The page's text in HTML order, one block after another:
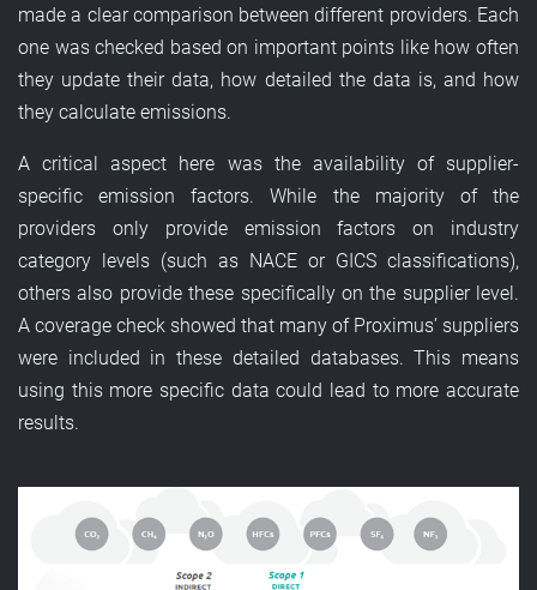
made a clear comparison between different providers. Each
one was checked based on important points like how often
they update their data, how detailed the data is, and how
they calculate emissions.
A critical aspect here was the availability of supplier-
specific emission factors. While the majority of the
providers only provide emission factors on industry
category levels (such as NACE or GICS classifications),
others also provide these specifically on the supplier level.
A coverage check showed that many of Proximus’ suppliers
were included in these detailed databases. This means
using this more specific data could lead to more accurate
results.